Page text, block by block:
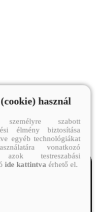
használ
személyre szabott
élmény biztosítása
egyéb technológiákat
vonatkozó
testreszabási
ide kattintva érhető el.